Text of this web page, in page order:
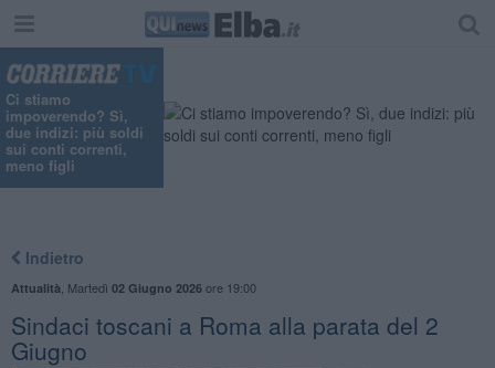
Ci stiamo
impoverendo? Sì,
due indizi: più soldi
sui conti correnti,
meno figli
Indietro
Attualità Martedì 02 Giugno 2026ore 19:00
Sindaci toscani a Roma alla parata del 2
Giugno